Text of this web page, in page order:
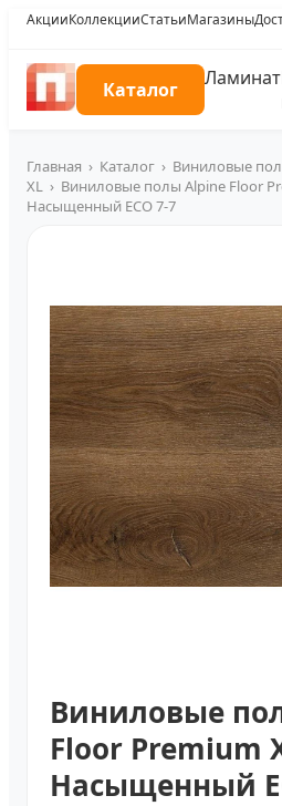
АкцииКоллекцииСтатьиМагазины
Каталог Ламинат
Главная › Каталог › Виниловые
XL › Виниловые полы Alpine Floor
Насыщенный ECO 7-7
Виниловые
Floor Premium
Насыщенный